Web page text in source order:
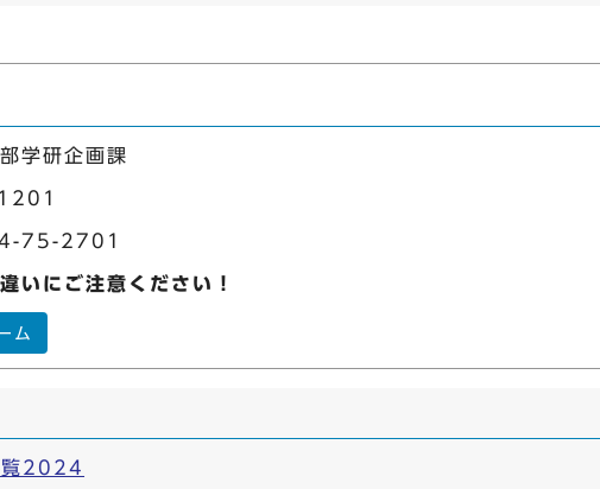
学研企画課
75-2701
いにご注意ください！
ム
覧2024